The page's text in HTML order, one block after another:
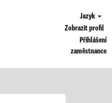
Jazyk
Zobrazit profil
Přihlášení
zaměstnance